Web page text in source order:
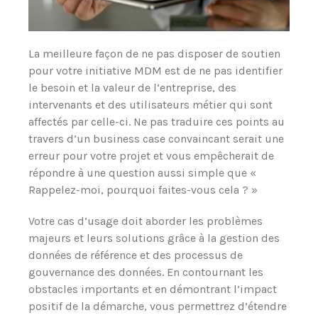
La meilleure façon de ne pas disposer de soutien
pour votre initiative MDM est de ne pas identifier
le besoin et la valeur de l‘entreprise, des
intervenants et des utilisateurs métier qui sont
affectés par celle-ci. Ne pas traduire ces points au
travers d’un business case convaincant serait une
erreur pour votre projet et vous empêcherait de
répondre à une question aussi simple que «
Rappelez-moi, pourquoi faites-vous cela ? »
Votre cas d’usage doit aborder les problèmes
majeurs et leurs solutions grâce à la gestion des
données de référence et des processus de
gouvernance des données. En contournant les
obstacles importants et en démontrant l’impact
positif de la démarche, vous permettrez d’étendre